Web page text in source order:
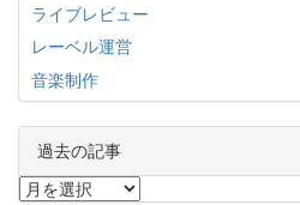
ライブレビュー
レーベル運営
音楽制作
過去の記事
過